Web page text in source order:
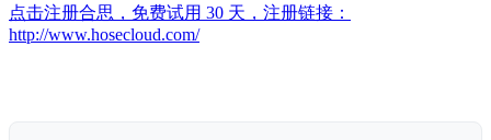
点击注册合思，免费试用 30 天，注册链接：
http://www.hosecloud.com/